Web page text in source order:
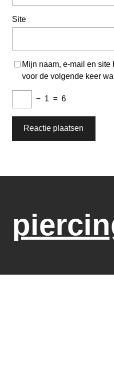
Site
Mijn naam, e-mail en
voor de volgende keer
− 1 = 6